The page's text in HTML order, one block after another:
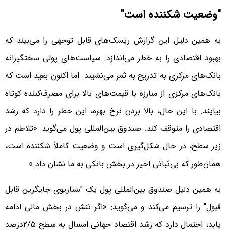
"وضعیت شکننده است"
به همین دلیل این گزارش ریسک‌های قابل توجهی را می‌بیند که
بهبود اقتصادی را به خطر می‌اندازد. سیاست‌های پولی سختگیرانه
بانک‌های مرکزی به تدریج به ثمر می‌نشیند. اما اکنون بعید است که
بانک‌های مرکزی از مبارزه با قیمت‌های بالا برای مصرف‌کننده کوتاه
بیایند. با این حال، بالا بردن نرخ بهره، این خطر را دارد که رشد
اقتصادی را متوقف کند. صندوق بین‌المللی پول می‌گوید: «تلاطم در
زیر سطح، در حال شکل‌گیری است و وضعیت کاملاً شکننده است،
همان‌طور که بی‌ثباتی اخیر در بخش بانکی به ما نشان داد.»
به همین دلیل صندوق بین‌المللی پول یک "سناریوی جایگزین قابل
قبول" را ترسیم می‌کند و می‌گوید: «اگر تنش در بخش مالی ادامه
یابد، احتمال دارد که رشد اقتصاد جهانی امسال به سطح ۲/۵درصد